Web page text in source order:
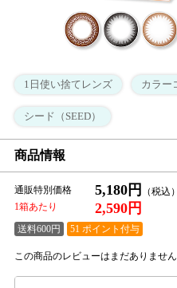
1日使い捨てレンズ カラー
シード（SEED）
商品情報
通販特別価格 5,180円
1箱あたり 2,590円
送料600円 51 ポイント付与
この商品のレビューはまだありません